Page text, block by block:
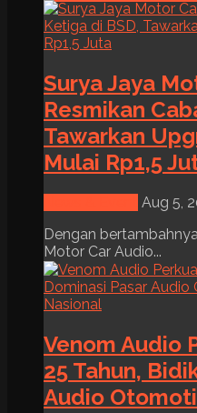
Surya Jaya
Resmikan
Tawarkan
Mulai Rp1,5
Aug 5,
Dengan
Motor Car Audio...
Venom Audio
25 Tahun,
Audio